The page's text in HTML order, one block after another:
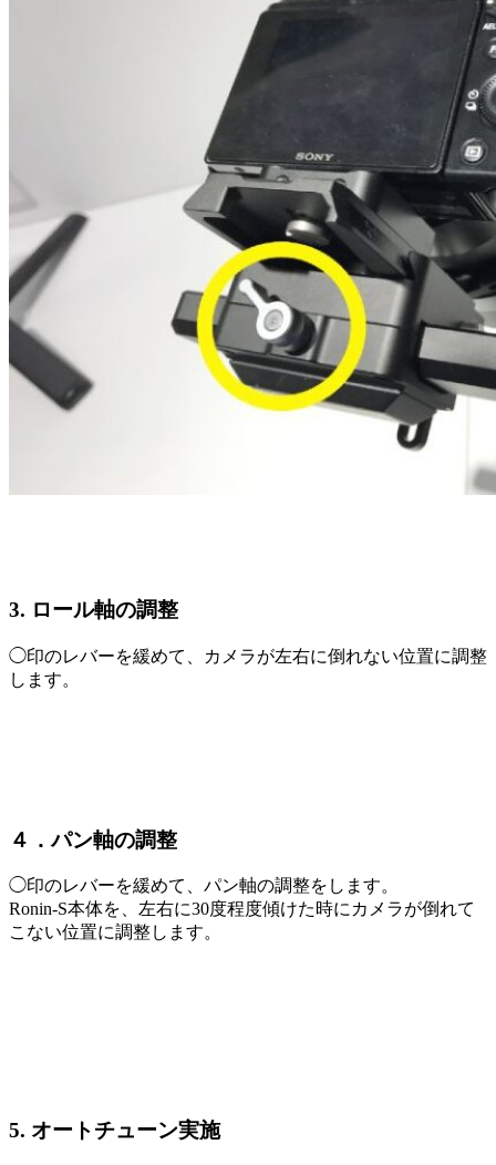
3. ロール軸の調整
◯印のレバーを緩めて、カメラが左右に倒れない位置に調整
します。
４．パン軸の調整
◯印のレバーを緩めて、パン軸の調整をします。
Ronin-S本体を、左右に30度程度傾けた時にカメラが倒れて
こない位置に調整します。
5. オートチューン実施